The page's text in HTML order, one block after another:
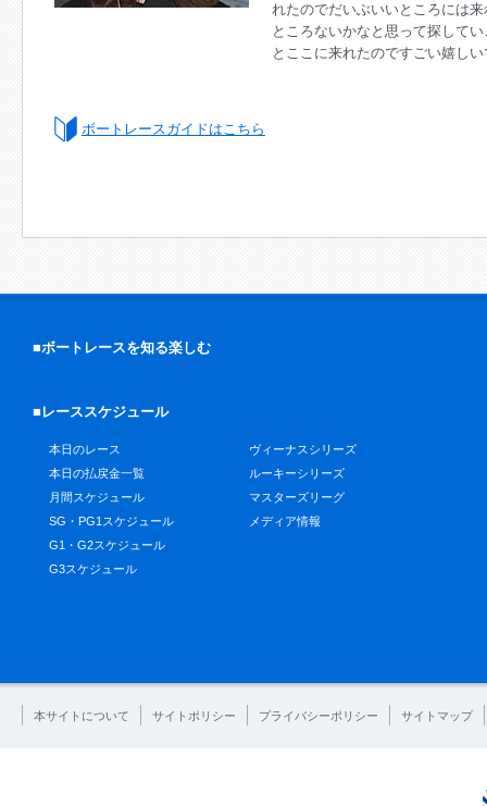
れたのでだいぶいいところには
ところないかなと思って探して
とここに来れたのですごい嬉し
ボートレースガイドはこちら
■ボートレースを知る楽しむ
■レーススケジュール
本日のレース
本日の払戻金一覧
月間スケジュール
SG・PG1スケジュール
G1・G2スケジュール
G3スケジュール
ヴィーナスシリーズ
ルーキーシリーズ
マスターズリーグ
メディア情報
本サイトについて サイトポリシー プライバシーポリシー サイトマップ